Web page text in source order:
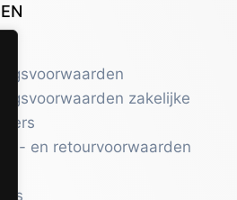
zakelijke
en retourvoorwaarden